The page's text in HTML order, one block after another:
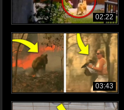
02:22
03:43